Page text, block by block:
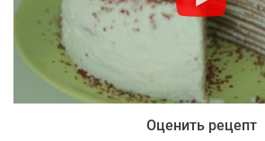
Оценить рецепт